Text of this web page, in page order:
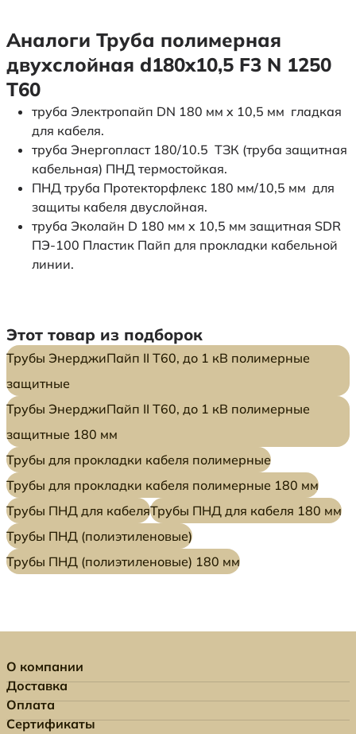
Аналоги Труба полимерная
двухслойная d180x10,5 F3 N 1250
Т60
труба Электропайп DN 180 мм x 10,5 мм гладкая
для кабеля.
труба Энергопласт 180/10.5 ТЗК (труба защитная
кабельная) ПНД термостойкая.
ПНД труба Протекторфлекс 180 мм/10,5 мм для
защиты кабеля двуслойная.
труба Эколайн D 180 мм x 10,5 мм защитная SDR
ПЭ-100 Пластик Пайп для прокладки кабельной
линии.
Этот товар из подборок
Трубы ЭнерджиПайп II Т60, до 1 кВ полимерные
защитные
Трубы ЭнерджиПайп II Т60, до 1 кВ полимерные
защитные 180 мм
Трубы для прокладки кабеля полимерные
Трубы для прокладки кабеля полимерные 180 мм
Трубы ПНД для кабеляТрубы ПНД для кабеля 180 мм
Трубы ПНД (полиэтиленовые)
Трубы ПНД (полиэтиленовые) 180 мм
О компании
Доставка
Оплата
Сертификаты